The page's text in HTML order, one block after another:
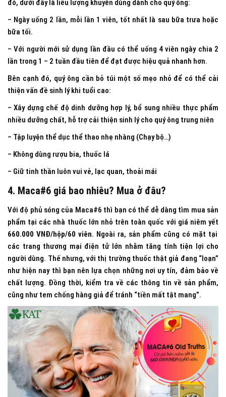
đó, dưới đây là liều lượng khuyên dùng dành cho quý ông:
– Ngày uống 2 lần, mỗi lần 1 viên, tốt nhất là sau bữa trưa hoặc
bữa tối.
– Với người mới sử dụng lần đầu có thể uống 4 viên ngày chia 2
lần trong 1 – 2 tuần đầu tiên để đạt được hiệu quả nhanh hơn.
Bên cạnh đó, quý ông cần bỏ túi một số mẹo nhỏ để có thể cải
thiện vấn đề sinh lý khi tuổi cao:
– Xây dựng chế độ dinh dưỡng hợp lý, bổ sung nhiều thực phẩm
nhiều dưỡng chất, hỗ trợ cải thiện sinh lý cho quý ông trung niên
– Tập luyện thể dục thể thao nhẹ nhàng (Chạy bộ…)
– Không dùng rượu bia, thuốc lá
– Giữ tinh thần luôn vui vẻ, lạc quan, thoải mái
4. Maca#6 giá bao nhiêu? Mua ở đâu?
Với độ phủ sóng của Maca#6 thì bạn có thể dễ dàng tìm mua sản
phẩm tại các nhà thuốc lớn nhỏ trên toàn quốc với giá niêm yết
660.000 VNĐ/hộp/60 viên. Ngoài ra, sản phẩm cũng có mặt tại
các trang thương mại điện tử lớn nhằm tăng tính tiện lợi cho
người dùng. Thế nhưng, với thị trường thuốc thật giả đang “loạn”
như hiện nay thì bạn nên lựa chọn những nơi uy tín, đảm bảo về
chất lượng. Đồng thời, kiểm tra về các thông tin về sản phẩm,
cũng như tem chống hàng giả để tránh “tiền mất tật mang”.